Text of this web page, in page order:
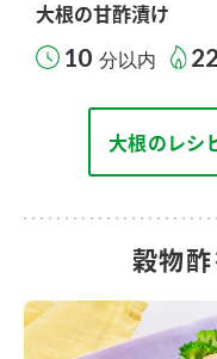
大根の甘酢漬け
10 分以内 22
大根のレシ
穀物